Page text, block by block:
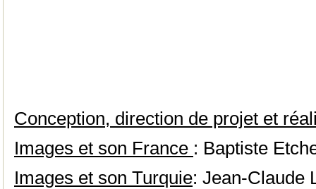
Conception, direction de projet et
Images et son France : Baptiste
Images et son Turquie: Jean-Claude